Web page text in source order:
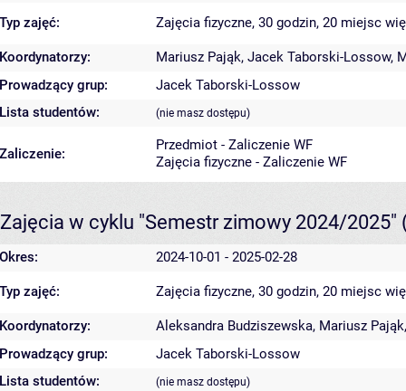
Typ zajęć: Zajęcia fizyczne, 30 godzin, 20 miejsc
Koordynatorzy: Mariusz Pająk, Jacek Taborski-Lossow,
Prowadzący grup:
Jacek Taborski-Lossow
Lista studentów:
(nie masz dostępu)
Zaliczenie:
Przedmiot - Zaliczenie WF
Zajęcia fizyczne - Zaliczenie WF
Zajęcia w cyklu "Semestr zimowy 2024/2025"
Okres: 2024-10-01 - 2025-02-28
Typ zajęć: Zajęcia fizyczne, 30 godzin, 20 miejsc
Koordynatorzy: Aleksandra Budziszewska, Mariusz Pająk
Prowadzący grup:
Jacek Taborski-Lossow
Lista studentów:
(nie masz dostępu)